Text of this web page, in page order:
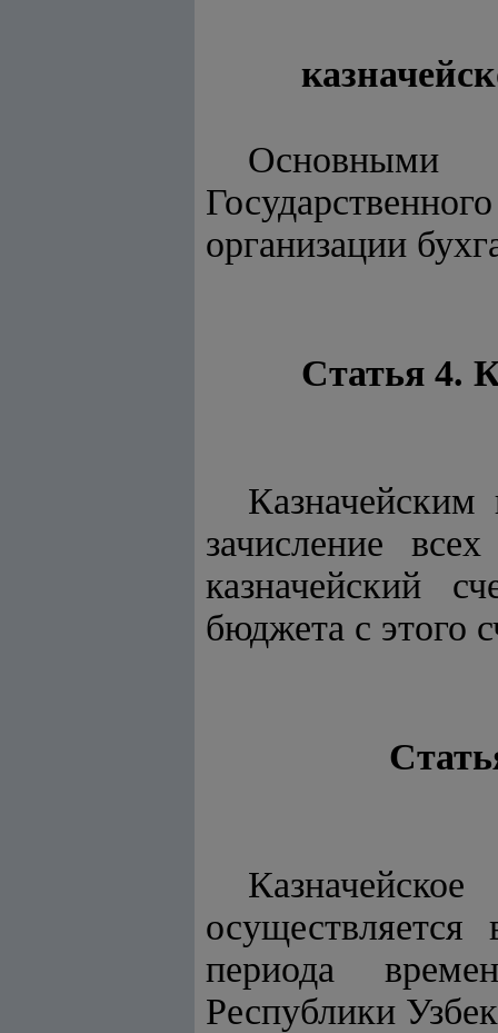
Основными
организации
Статья 4.
Казначейским
зачисление
казначейский
бюджета с этого
периода
Республики